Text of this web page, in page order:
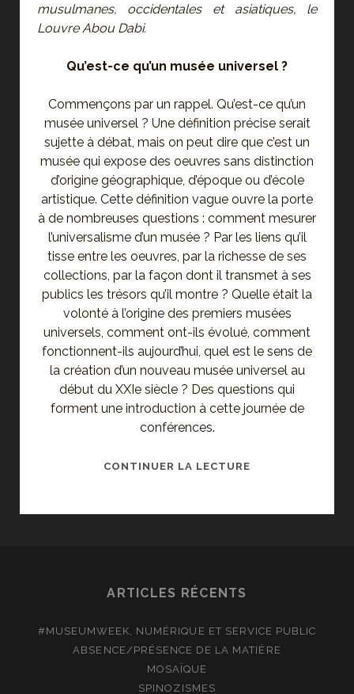
musulmanes, occidentales et asiatiques, le
Louvre Abou Dabi.
Qu’est-ce qu’un musée universel ?
Commençons par un rappel. Qu’est-ce qu’un
musée universel ? Une définition précise serait
sujette à débat, mais on peut dire que c’est un
musée qui expose des oeuvres sans distinction
d’origine géographique, d’époque ou d’école
artistique. Cette définition vague ouvre la porte
à de nombreuses questions : comment mesurer
l’universalisme d’un musée ? Par les liens qu’il
tisse entre les oeuvres, par la richesse de ses
collections, par la façon dont il transmet à ses
publics les trésors qu’il montre ? Quelle était la
volonté à l’origine des premiers musées
universels, comment ont-ils évolué, comment
fonctionnent-ils aujourd’hui, quel est le sens de
la création d’un nouveau musée universel au
début du XXIe siècle ? Des questions qui
forment une introduction à cette journée de
conférences.
CONTINUER LA LECTURE
QU’UN
MUSÉE
ARTICLES RÉCENTS
#MUSEUMWEEK, NUMÉRIQUE ET SERVICE PUBLIC
ABSENCE/PRÉSENCE DE LA MATIÈRE
MOSAÏQUE
SPINOZISMES